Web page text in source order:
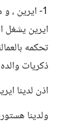
1- ايرين ،
ايرين يشغل
تحكمه
ذكريات
اذن لدينا
ولدينا